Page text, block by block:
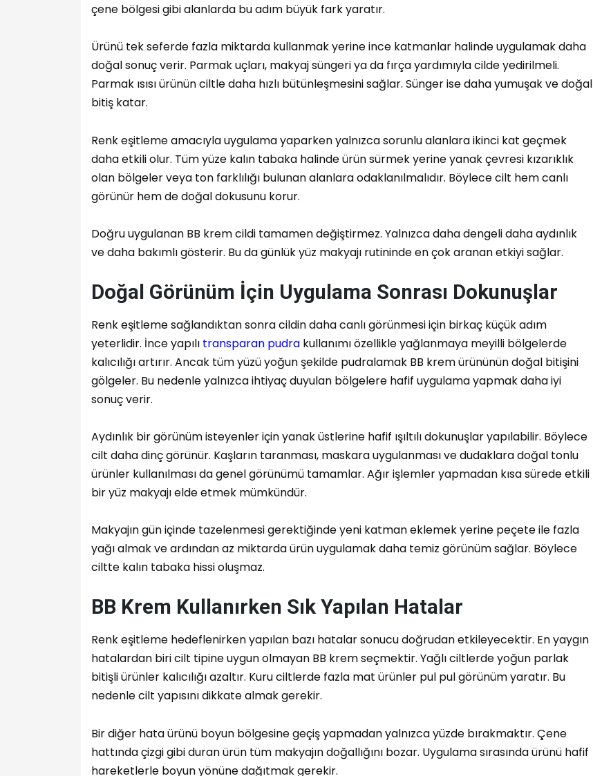
çene bölgesi gibi alanlarda bu adım büyük fark yaratır.
Ürünü tek seferde fazla miktarda kullanmak yerine ince katmanlar halinde uygulamak daha
doğal sonuç verir. Parmak uçları, makyaj süngeri ya da fırça yardımıyla cilde yedirilmeli.
Parmak ısısı ürünün ciltle daha hızlı bütünleşmesini sağlar. Sünger ise daha yumuşak ve doğal
bitiş katar.
Renk eşitleme amacıyla uygulama yaparken yalnızca sorunlu alanlara ikinci kat geçmek
daha etkili olur. Tüm yüze kalın tabaka halinde ürün sürmek yerine yanak çevresi kızarıklık
olan bölgeler veya ton farklılığı bulunan alanlara odaklanılmalıdır. Böylece cilt hem canlı
görünür hem de doğal dokusunu korur.
Doğru uygulanan BB krem cildi tamamen değiştirmez. Yalnızca daha dengeli daha aydınlık
ve daha bakımlı gösterir. Bu da günlük yüz makyajı rutininde en çok aranan etkiyi sağlar.
Doğal Görünüm İçin Uygulama Sonrası Dokunuşlar
Renk eşitleme sağlandıktan sonra cildin daha canlı görünmesi için birkaç küçük adım
yeterlidir. İnce yapılı transparan pudra kullanımı özellikle yağlanmaya meyilli bölgelerde
kalıcılığı artırır. Ancak tüm yüzü yoğun şekilde pudralamak BB krem ürününün doğal bitişini
gölgeler. Bu nedenle yalnızca ihtiyaç duyulan bölgelere hafif uygulama yapmak daha iyi
sonuç verir.
Aydınlık bir görünüm isteyenler için yanak üstlerine hafif ışıltılı dokunuşlar yapılabilir. Böylece
cilt daha dinç görünür. Kaşların taranması, maskara uygulanması ve dudaklara doğal tonlu
ürünler kullanılması da genel görünümü tamamlar. Ağır işlemler yapmadan kısa sürede etkili
bir yüz makyajı elde etmek mümkündür.
Makyajın gün içinde tazelenmesi gerektiğinde yeni katman eklemek yerine peçete ile fazla
yağı almak ve ardından az miktarda ürün uygulamak daha temiz görünüm sağlar. Böylece
ciltte kalın tabaka hissi oluşmaz.
BB Krem Kullanırken Sık Yapılan Hatalar
Renk eşitleme hedeflenirken yapılan bazı hatalar sonucu doğrudan etkileyecektir. En yaygın
hatalardan biri cilt tipine uygun olmayan BB krem seçmektir. Yağlı ciltlerde yoğun parlak
bitişli ürünler kalıcılığı azaltır. Kuru ciltlerde fazla mat ürünler pul pul görünüm yaratır. Bu
nedenle cilt yapısını dikkate almak gerekir.
Bir diğer hata ürünü boyun bölgesine geçiş yapmadan yalnızca yüzde bırakmaktır. Çene
hattında çizgi gibi duran ürün tüm makyajın doğallığını bozar. Uygulama sırasında ürünü hafif
hareketlerle boyun yönüne dağıtmak gerekir.